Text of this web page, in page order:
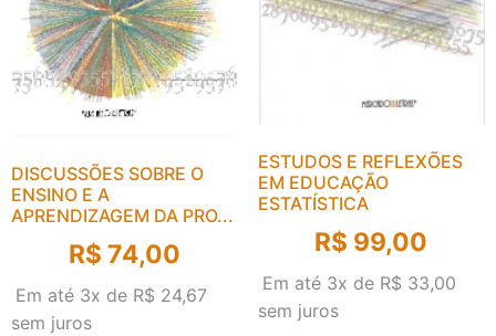
DISCUSSÕES SOBRE O
ENSINO E A
APRENDIZAGEM DA PRO...
R$ 74,00
Em até 3x de R$ 24,67
sem juros
ESTUDOS E REFLEXÕES
EM EDUCAÇÃO
ESTATÍSTICA
R$ 99,00
Em até 3x de R$ 33,00
sem juros